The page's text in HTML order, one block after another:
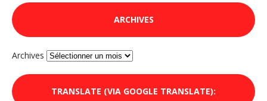
ARCHIVES
Archives
TRANSLATE (VIA GOOGLE TRANSLATE):